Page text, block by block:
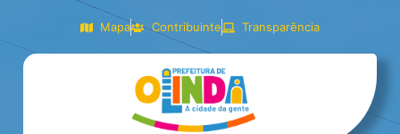
Mapa Contribuinte Transparência